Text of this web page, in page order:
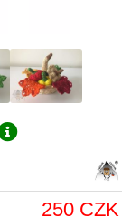
250 CZK